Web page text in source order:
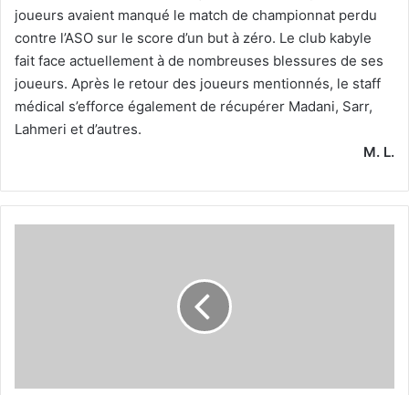
joueurs avaient manqué le match de championnat perdu
contre l’ASO sur le score d’un but à zéro. Le club kabyle
fait face actuellement à de nombreuses blessures de ses
joueurs. Après le retour des joueurs mentionnés, le staff
médical s’efforce également de récupérer Madani, Sarr,
Lahmeri et d’autres.
M. L.